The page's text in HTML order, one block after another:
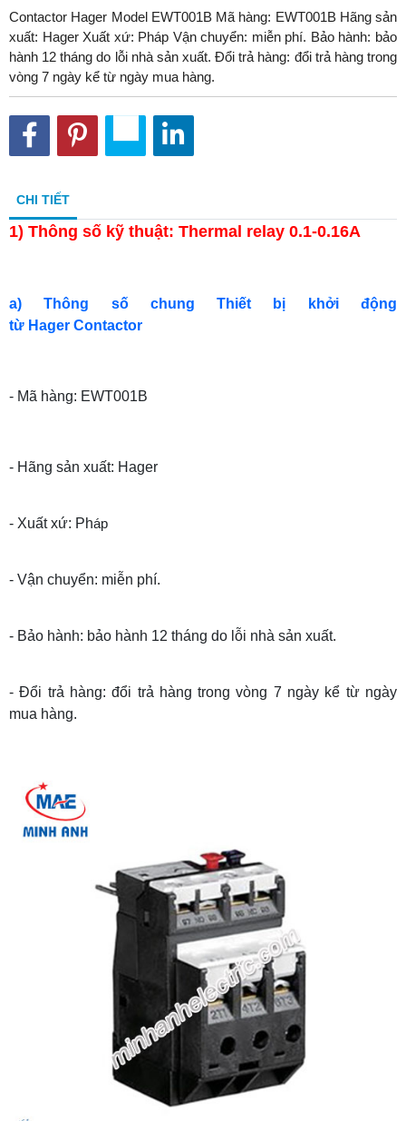
Contactor Hager Model EWT001B Mã hàng: EWT001B Hãng sản
xuất: Hager Xuất xứ: Pháp Vận chuyển: miễn phí. Bảo hành: bảo
hành 12 tháng do lỗi nhà sản xuất. Đổi trả hàng: đổi trả hàng trong
vòng 7 ngày kể từ ngày mua hàng.
CHI TIẾT
1) Thông số kỹ thuật: Thermal relay 0.1-0.16A
a) Thông số chung Thiết bị khởi động
từ Hager Contactor
- Mã hàng: EWT001B
- Hãng sản xuất: Hager
- Xuất xứ: Pháp
- Vận chuyển: miễn phí.
- Bảo hành: bảo hành 12 tháng do lỗi nhà sản xuất.
- Đổi trả hàng: đổi trả hàng trong vòng 7 ngày kể từ ngày
mua hàng.